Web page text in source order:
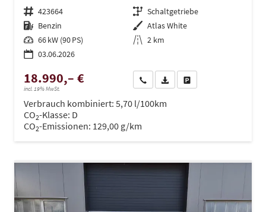
Fahrzeugnr. 423664 Getriebe Schaltgetriebe
Kraftstoff Benzin Außenfarbe Atlas White
Leistung 66 kW (90 PS) Kilometerstand 2 km
03.06.2026
18.990,– €
incl. 19% MwSt.
Wir rufen Sie anPDF-Datei, Fahrzeugexposé
Verbrauch kombiniert: 5,70 l/100km
CO2-Klasse: D
CO2-Emissionen: 129,00 g/km